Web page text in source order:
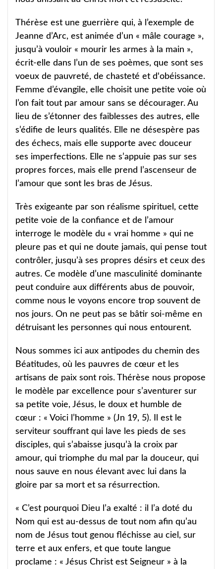
Thérèse est une guerrière qui, à l’exemple de
Jeanne d’Arc, est animée d’un « mâle courage »,
jusqu’à vouloir « mourir les armes à la main »,
écrit-elle dans l’un de ses poèmes, que sont ses
voeux de pauvreté, de chasteté et d'obéissance.
Femme d’évangile, elle choisit une petite voie où
l’on fait tout par amour sans se décourager. Au
lieu de s’étonner des faiblesses des autres, elle
s’édifie de leurs qualités. Elle ne désespère pas
des échecs, mais elle supporte avec douceur
ses imperfections. Elle ne s’appuie pas sur ses
propres forces, mais elle prend l’ascenseur de
l’amour que sont les bras de Jésus.
Très exigeante par son réalisme spirituel, cette
petite voie de la confiance et de l’amour
interroge le modèle du « vrai homme » qui ne
pleure pas et qui ne doute jamais, qui pense tout
contrôler, jusqu’à ses propres désirs et ceux des
autres. Ce modèle d’une masculinité dominante
peut conduire aux différents abus de pouvoir,
comme nous le voyons encore trop souvent de
nos jours. On ne peut pas se bâtir soi-même en
détruisant les personnes qui nous entourent.
Nous sommes ici aux antipodes du chemin des
Béatitudes, où les pauvres de cœur et les
artisans de paix sont rois. Thérèse nous propose
le modèle par excellence pour s’aventurer sur
sa petite voie, Jésus, le doux et humble de
cœur : « Voici l’homme » (Jn 19, 5). Il est le
serviteur souffrant qui lave les pieds de ses
disciples, qui s’abaisse jusqu’à la croix par
amour, qui triomphe du mal par la douceur, qui
nous sauve en nous élevant avec lui dans la
gloire par sa mort et sa résurrection.
« C’est pourquoi Dieu l’a exalté : il l’a doté du
Nom qui est au-dessus de tout nom afin qu’au
nom de Jésus tout genou fléchisse au ciel, sur
terre et aux enfers, et que toute langue
proclame : « Jésus Christ est Seigneur » à la